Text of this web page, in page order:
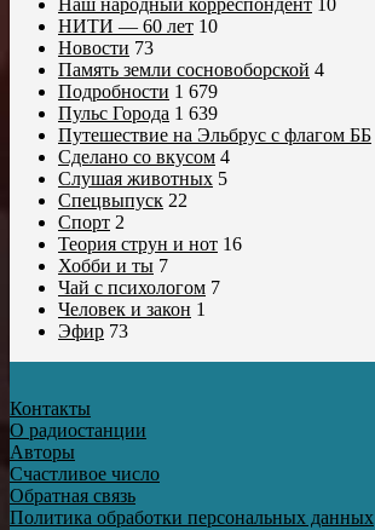
Наш народный корреспондент 10
НИТИ — 60 лет 10
Новости 73
Память земли сосновоборской 4
Подробности 1 679
Пульс Города 1 639
Путешествие на Эльбрус с флагом ББ
Сделано со вкусом 4
Слушая животных 5
Спецвыпуск 22
Спорт 2
Теория струн и нот 16
Хобби и ты 7
Чай с психологом 7
Человек и закон 1
Эфир 73
Контакты
О радиостанции
Авторы
Счастливое число
Обратная связь
Политика обработки персональных данных